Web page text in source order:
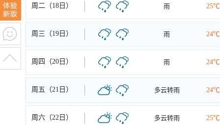
周二（18日） 雨 25℃
周三（19日） 雨 24℃
周四（20日） 雨 24℃
周五（21日） 多云转雨 24℃
周六（22日） 多云转雨 25℃